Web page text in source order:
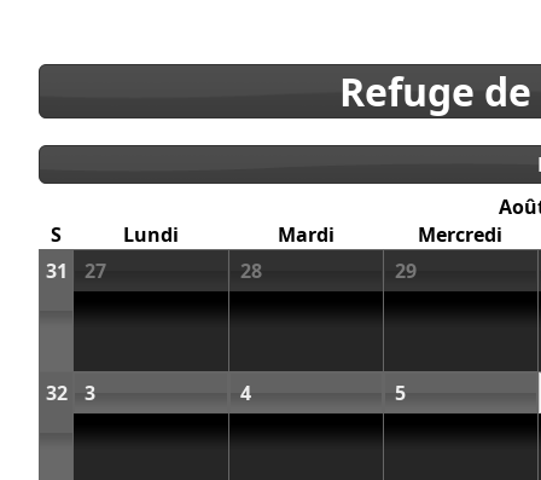
Refuge
S
Lundi Mardi
Mercredi
31
27 28 29
32 3 4 5